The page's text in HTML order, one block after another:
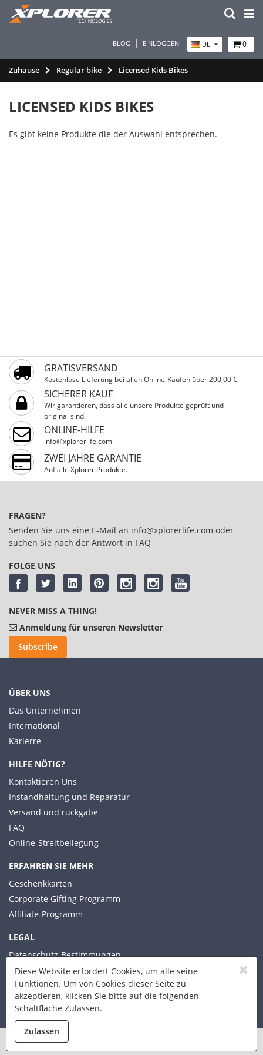
Diese Website erfordert Cookies, um alle seine
Funktionen. Um von Cookies dieser Seite zu
akzeptieren, klicken Sie bitte auf die folgenden
Schaltfläche Zulassen.
Zulassen
BLOG EINLOGGEN DE 0
Zuhause Regular bike Licensed Kids Bikes
LICENSED KIDS BIKES
Es gibt keine Produkte die der Auswahl entsprechen.
GRATISVERSAND
Kostenlose Lieferung bei allen Online-Käufen über 200,00 €
SICHERER KAUF
Wir garantieren, dass alle unsere Produkte geprüft und
original sind.
ONLINE-HILFE
info@xplorerlife.com
ZWEI JAHRE GARANTIE
Auf alle Xplorer Produkte.
FRAGEN?
Senden Sie uns eine E-Mail an info@xplorerlife.com oder
suchen Sie nach der Antwort in FAQ
FOLGE UNS
NEVER MISS A THING!
Anmeldung für unseren Newsletter
Subscribe
ÜBER UNS
Das Unternehmen
International
Karierre
HILFE NÖTIG?
Kontaktieren Uns
Instandhaltung und Reparatur
Versand und ruckgabe
FAQ
Online-Streitbeilegung
ERFAHREN SIE MEHR
Geschenkkarten
Corporate Gifting Programm
Affiliate-Programm
LEGAL
Datenschutz-Bestimmungen
Allgemeine Geschäftsbedingungen